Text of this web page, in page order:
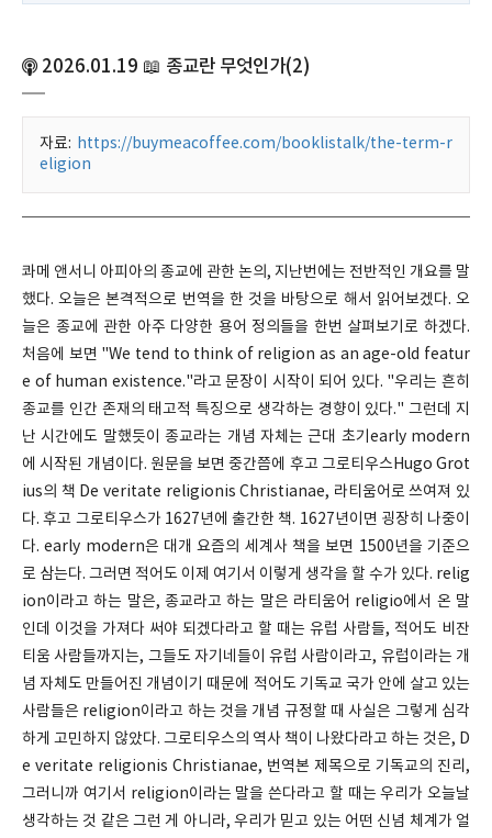
2026.01.19 📖 종교란 무엇인가(2)
자료: https://buymeacoffee.com/booklistalk/the-term-r
eligion
콰메 앤서니 아피아의 종교에 관한 논의, 지난번에는 전반적인 개요를 말
했다. 오늘은 본격적으로 번역을 한 것을 바탕으로 해서 읽어보겠다. 오
늘은 종교에 관한 아주 다양한 용어 정의들을 한번 살펴보기로 하겠다.
처음에 보면 "We tend to think of religion as an age-old featur
e of human existence."라고 문장이 시작이 되어 있다. "우리는 흔히
종교를 인간 존재의 태고적 특징으로 생각하는 경향이 있다." 그런데 지
난 시간에도 말했듯이 종교라는 개념 자체는 근대 초기early modern
에 시작된 개념이다. 원문을 보면 중간쯤에 후고 그로티우스Hugo Grot
ius의 책 De veritate religionis Christianae, 라티움어로 쓰여져 있
다. 후고 그로티우스가 1627년에 출간한 책. 1627년이면 굉장히 나중이
다. early modern은 대개 요즘의 세계사 책을 보면 1500년을 기준으
로 삼는다. 그러면 적어도 이제 여기서 이렇게 생각을 할 수가 있다. relig
ion이라고 하는 말은, 종교라고 하는 말은 라티움어 religio에서 온 말
인데 이것을 가져다 써야 되겠다라고 할 때는 유럽 사람들, 적어도 비잔
티움 사람들까지는, 그들도 자기네들이 유럽 사람이라고, 유럽이라는 개
념 자체도 만들어진 개념이기 때문에 적어도 기독교 국가 안에 살고 있는
사람들은 religion이라고 하는 것을 개념 규정할 때 사실은 그렇게 심각
하게 고민하지 않았다. 그로티우스의 역사 책이 나왔다라고 하는 것은, D
e veritate religionis Christianae, 번역본 제목으로 기독교의 진리,
그러니까 여기서 religion이라는 말을 쓴다라고 할 때는 우리가 오늘날
생각하는 것 같은 그런 게 아니라, 우리가 믿고 있는 어떤 신념 체계가 얼